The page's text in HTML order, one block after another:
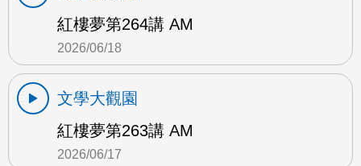
紅樓夢第264講 AM
2026/06/18
文學大觀園
紅樓夢第263講 AM
2026/06/17